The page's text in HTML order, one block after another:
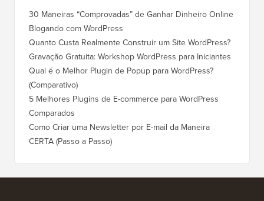
30 Maneiras “Comprovadas” de Ganhar Dinheiro Online
Blogando com WordPress
Quanto Custa Realmente Construir um Site WordPress?
Gravação Gratuita: Workshop WordPress para Iniciantes
Qual é o Melhor Plugin de Popup para WordPress?
(Comparativo)
5 Melhores Plugins de E-commerce para WordPress
Comparados
Como Criar uma Newsletter por E-mail da Maneira
CERTA (Passo a Passo)